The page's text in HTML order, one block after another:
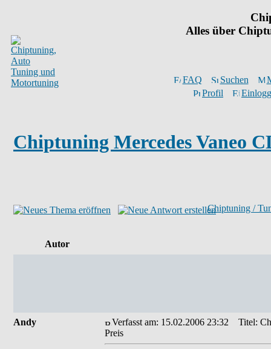
Alles über
FAQ Suchen
Profil
Chiptuning Mercedes Vaneo
Chiptuning /
Autor
Andy Verfasst am: 15.02.2006 23:32
Titel:
Preis